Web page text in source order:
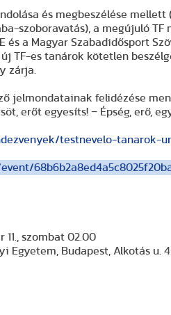
és megbeszélése mellett
szoboravatás), a megújuló TF
és a Magyar Szabadidősport
TF-es tanárok kötetlen
zárja.
jelmondatainak felidézése
erőt egyesíts! − Épség, erő,
testnevelo-tanarok-
11., szombat 02.00
Egyetem, Budapest, Alkotás u.